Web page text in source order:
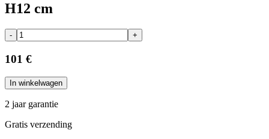
H12 cm
- +
101 €
In winkelwagen
2 jaar garantie
Gratis verzending